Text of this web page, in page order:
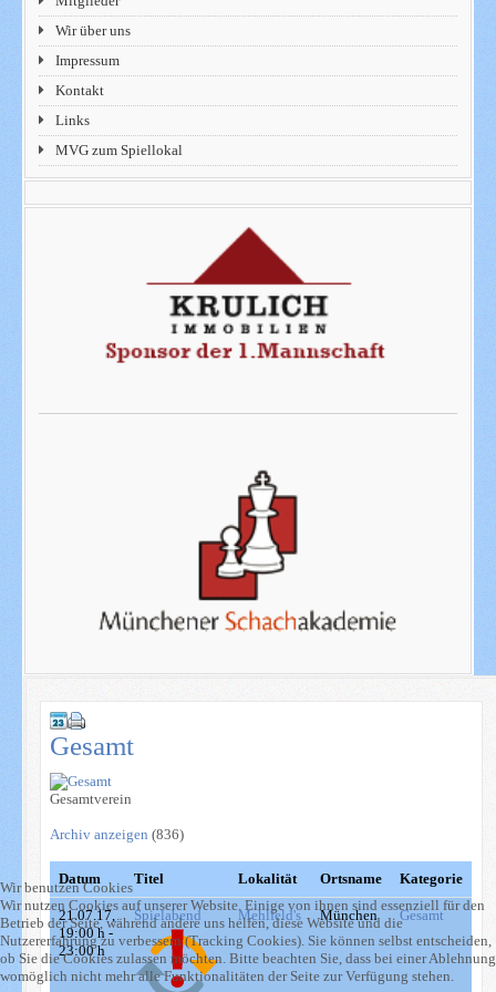
Wir über uns
Impressum
Kontakt
Links
MVG zum Spiellokal
Gesamt
Gesamtverein
Archiv anzeigen (836)
Datum Titel Lokalität Ortsname Kategorie
21.07.17,
19:00 h -
23:00 h
Spielabend Mehlfeld's München Gesamt
Wir benutzen Cookies
Wir nutzen Cookies auf unserer Website. Einige von ihnen sind essenziell für den
Betrieb der Seite, während andere uns helfen, diese Website und die
Nutzererfahrung zu verbessern (Tracking Cookies). Sie können selbst entscheiden,
ob Sie die Cookies zulassen möchten. Bitte beachten Sie, dass bei einer Ablehnung
womöglich nicht mehr alle Funktionalitäten der Seite zur Verfügung stehen.